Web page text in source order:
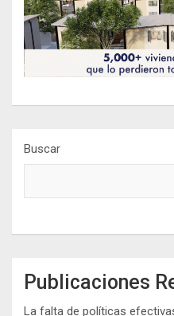
Buscar
Publicaciones
La falta de políticas